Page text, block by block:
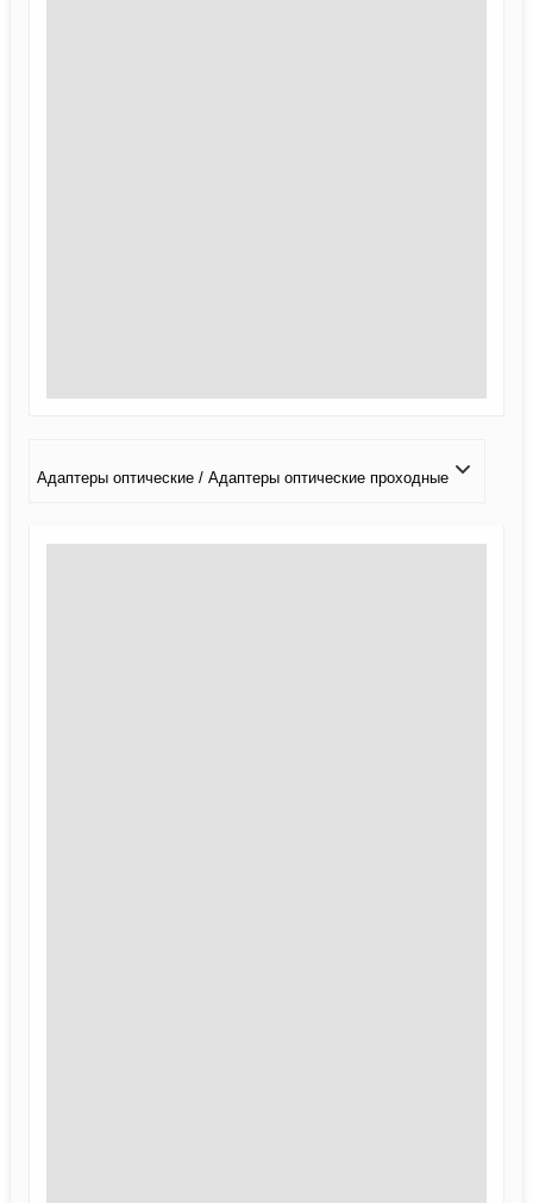
Адаптеры оптические / Адаптеры оптические проходные